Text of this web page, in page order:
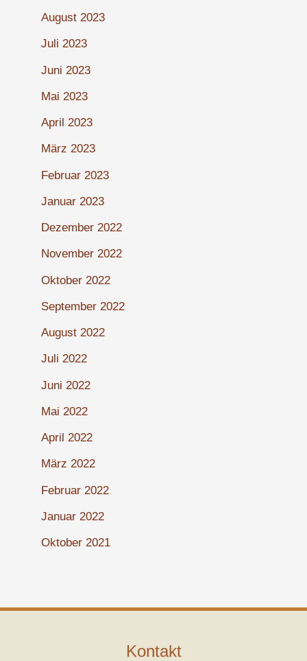
August 2023
Juli 2023
Juni 2023
Mai 2023
April 2023
März 2023
Februar 2023
Januar 2023
Dezember 2022
November 2022
Oktober 2022
September 2022
August 2022
Juli 2022
Juni 2022
Mai 2022
April 2022
März 2022
Februar 2022
Januar 2022
Oktober 2021
Kontakt